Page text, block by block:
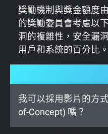
獎勵機制與獎金額度
的獎勵委員會考慮以
洞的複雜性，安全漏
用戶和系統的百分比。
我可以採用影片的方
of-Concept) 嗎？